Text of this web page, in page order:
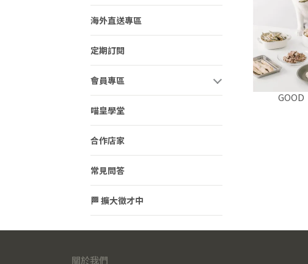
海外直送專區
定期訂閱
會員專區
喵皇學堂
合作店家
常見問答
🏁 擴大徵才中
關於我們